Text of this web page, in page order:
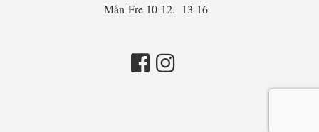
Mån-Fre 10-12. 13-16